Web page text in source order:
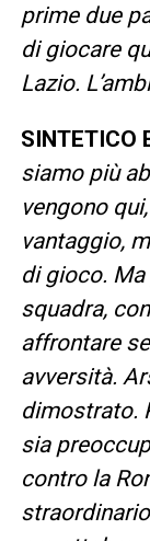
prime due
di giocare
Lazio.
SINTETICO
siamo più
vengono
vantaggio,
di gioco.
squadra,
affrontare
avversità.
dimostrato.
sia
contro la